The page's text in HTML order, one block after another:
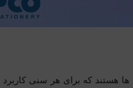
هستند که برای هر سنی کاربرد